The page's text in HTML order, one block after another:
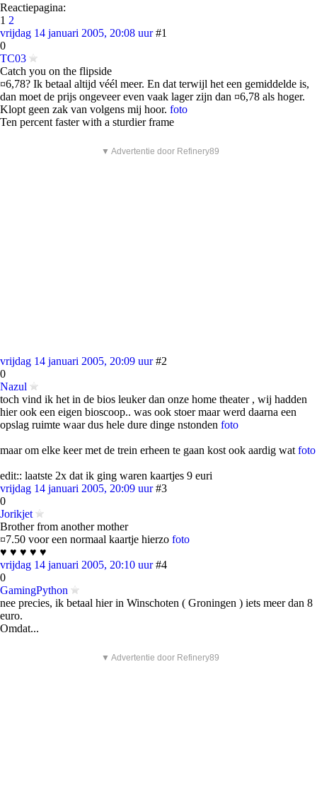
Reactiepagina:
1 2
vrijdag 14 januari 2005, 20:08 uur #1
0
TC03
Catch you on the flipside
¤6,78? Ik betaal altijd véél meer. En dat terwijl het een gemiddelde is,
dan moet de prijs ongeveer even vaak lager zijn dan ¤6,78 als hoger.
Klopt geen zak van volgens mij hoor. foto
Ten percent faster with a sturdier frame
▼ Advertentie door Refinery89
vrijdag 14 januari 2005, 20:09 uur #2
0
Nazul
toch vind ik het in de bios leuker dan onze home theater , wij hadden
hier ook een eigen bioscoop.. was ook stoer maar werd daarna een
opslag ruimte waar dus hele dure dinge nstonden foto
maar om elke keer met de trein erheen te gaan kost ook aardig wat foto
edit:: laatste 2x dat ik ging waren kaartjes 9 euri
vrijdag 14 januari 2005, 20:09 uur #3
0
Jorikjet
Brother from another mother
¤7.50 voor een normaal kaartje hierzo foto
♥ ♥ ♥ ♥ ♥
vrijdag 14 januari 2005, 20:10 uur #4
0
GamingPython
nee precies, ik betaal hier in Winschoten ( Groningen ) iets meer dan 8
euro.
Omdat...
▼ Advertentie door Refinery89